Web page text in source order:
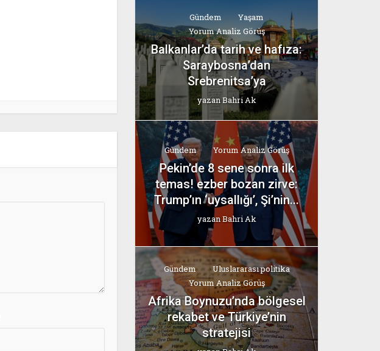
Gündem
Yaşam
Yorum Analiz Görüş
Balkanlar’da tarih ve hafıza:
Saraybosna’dan
Srebrenitsa’ya
yazanBahri Ak
Gündem Yorum Analiz Görüş
Pekin’de 8 sene sonra ilk
temas! ezber bozan zirve:
Trump’ın ‘uysallığı’, Şi’nin...
yazanBahri Ak
Gündem
Uluslararası politika
Yorum Analiz Görüş
Afrika Boynuzu’nda bölgesel
rekabet ve Türkiye’nin
stratejisi